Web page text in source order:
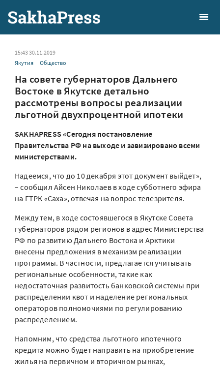
15:43 30.11.2019
Якутия
Общество
На совете губернаторов Дальнего
Востоке в Якутске детально
рассмотрены вопросы реализации
льготной двухпроцентной ипотеки
SAKHAPRESS «Сегодня постановление
Правительства РФ на выходе и завизировано всеми
министерствами.
Надеемся, что до 10 декабря этот документ выйдет»,
– сообщил Айсен Николаев в ходе субботнего эфира
на ГТРК «Саха», отвечая на вопрос телезрителя.
Между тем, в ходе состоявшегося в Якутске Совета
губернаторов рядом регионов в адрес Министерства
РФ по развитию Дальнего Востока и Арктики
внесены предложения в механизм реализации
программы. В частности, предлагается учитывать
региональные особенности, такие как
недостаточная развитость банковской системы при
распределении квот и наделение региональных
операторов полномочиями по регулированию
распределением.
Напомним, что средства льготного ипотечного
кредита можно будет направить на приобретение
жилья на первичном и вторичном рынках,